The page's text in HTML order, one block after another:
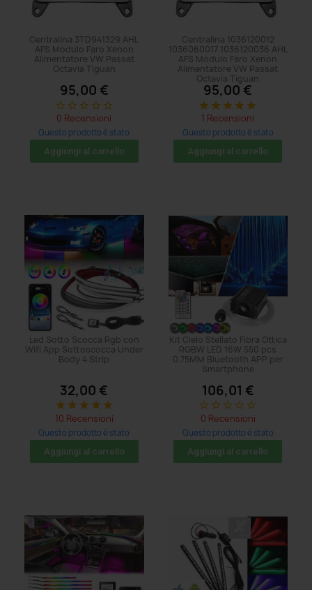
Centralina 3TD941329 AHL
AFS Modulo Faro Xenon
Alimentatore VW Passat
Octavia Tiguan
95,00 €
star_border star_border star_border star_border star_border
0 Recensioni
Questo prodotto è stato
acquistato: 5 volte
Aggiungi al carrello
Centralina 1036120012
1036060017 1036120036 AHL
AFS Modulo Faro Xenon
Alimentatore VW Passat
Octavia Tiguan
95,00 €
star star star star star
1 Recensioni
Questo prodotto è stato
acquistato: 5 volte
Aggiungi al carrello
Led Sotto Scocca Rgb con
Wifi App Sottoscocca Under
Body 4 Strip
32,00 €
star star star star star
10 Recensioni
Questo prodotto è stato
acquistato: 269 volte
Aggiungi al carrello
Kit Cielo Stellato Fibra Ottica
RGBW LED 16W 550 pcs
0.75MM Bluetooth APP per
Smartphone
106,01 €
star_border star_border star_border star_border star_border
0 Recensioni
Questo prodotto è stato
acquistato: 29 volte
Aggiungi al carrello